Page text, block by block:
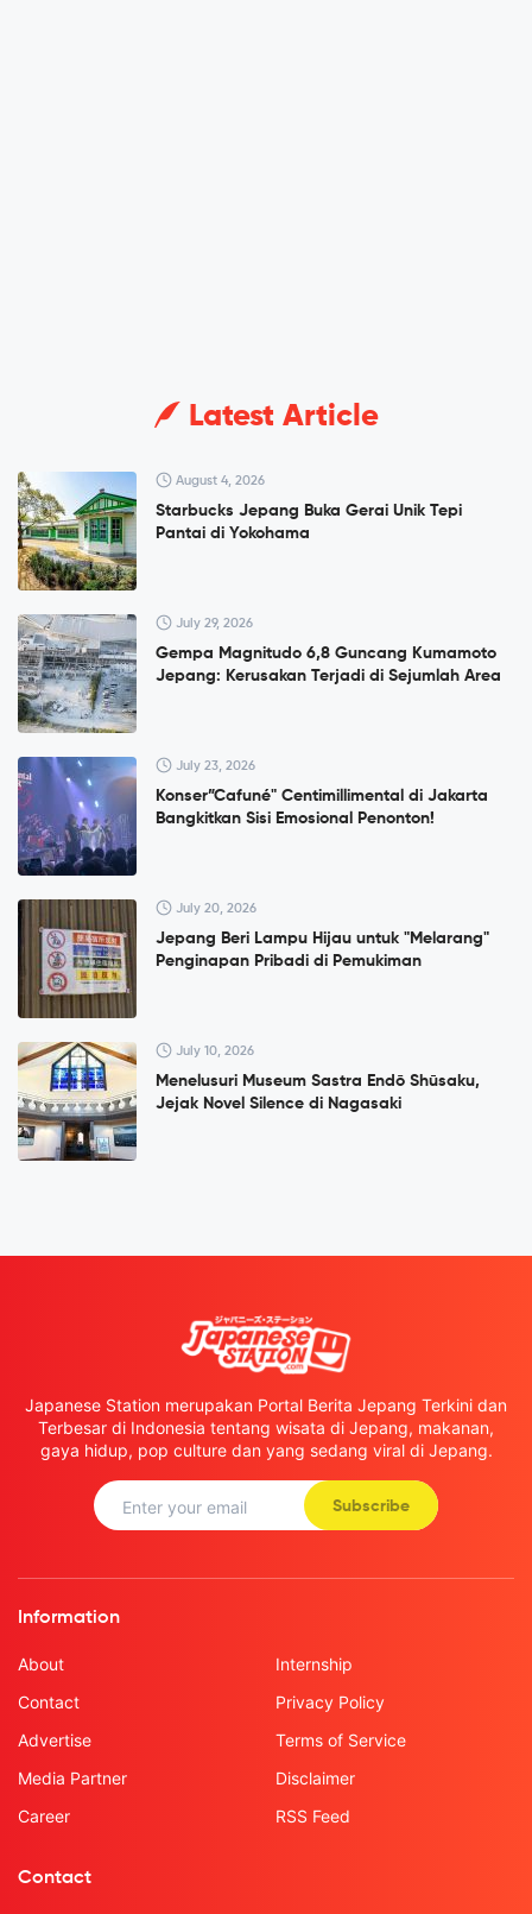
Latest Article
August 4, 2026
Starbucks Jepang Buka Gerai Unik Tepi
Pantai di Yokohama
July 29, 2026
Gempa Magnitudo 6,8 Guncang Kumamoto
Jepang: Kerusakan Terjadi di Sejumlah Area
July 23, 2026
Konser”Cafuné" Centimillimental di Jakarta
Bangkitkan Sisi Emosional Penonton!
July 20, 2026
Jepang Beri Lampu Hijau untuk "Melarang"
Penginapan Pribadi di Pemukiman
July 10, 2026
Menelusuri Museum Sastra Endō Shūsaku,
Jejak Novel Silence di Nagasaki
Japanese Station merupakan Portal Berita Jepang Terkini dan
Terbesar di Indonesia tentang wisata di Jepang, makanan,
gaya hidup, pop culture dan yang sedang viral di Jepang.
Subscribe
Information
About
Contact
Advertise
Media Partner
Career
Internship
Privacy Policy
Terms of Service
Disclaimer
RSS Feed
Contact